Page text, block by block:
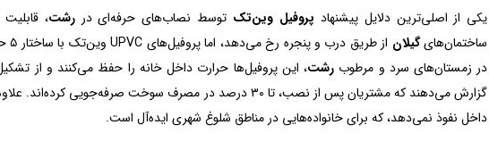
یکی از اصلی‌ترین دلایل پیشنهاد پروفیل وین‌تک توسط نصاب‌های حرفه‌ای دررشت
ساختمان‌هایگیلان
در زمستان‌های سرد و مرطوب رشت، این پروفیل‌ها حرارت داخل خانه را حفظ می‌کنند و از
گزارش می‌دهند که مشتریان پس از نصب، تا ۳۰ درصد در مصرف سوخت صرفه‌جویی کرده‌اند. علاوه بر این، عایق صوتی وین‌تک، صدای باران‌های شدید
داخل نفوذ نمی‌دهد، که برای خانواده‌هایی در مناطق شلوغ شهری ایده‌آل است.